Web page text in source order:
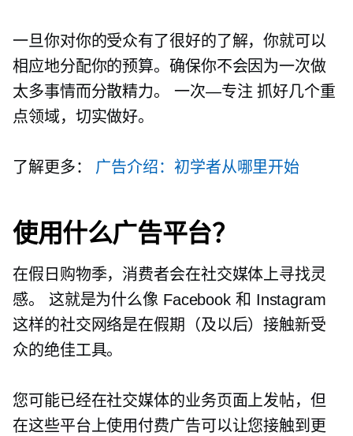
一旦你对你的受众有了很好的了解，你就可以
相应地分配你的预算。确保你不会因为一次做
太多事情而分散精力。 一次—专注 抓好几个重
点领域，切实做好。
了解更多： 广告介绍：初学者从哪里开始
使用什么广告平台？
在假日购物季，消费者会在社交媒体上寻找灵
感。 这就是为什么像 Facebook 和 Instagram
这样的社交网络是在假期（及以后）接触新受
众的绝佳工具。
您可能已经在社交媒体的业务页面上发帖，但
在这些平台上使用付费广告可以让您接触到更